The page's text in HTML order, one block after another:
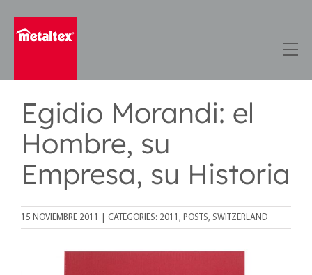
Egidio Morandi: el
Hombre, su
Empresa, su Historia
15 NOVIEMBRE 2011 CATEGORIES: 2011 , POSTS, SWITZERLAND